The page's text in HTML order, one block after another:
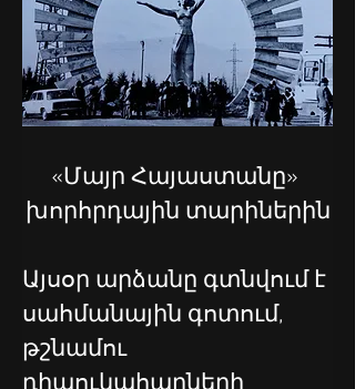
«Մայր Հայաստանը»
խորհրդային տարիներին
Այսօր արձանը գտնվում է
սահմանային գոտում,
թշնամու